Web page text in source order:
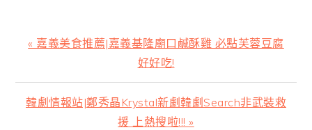
上
篇
文
« 嘉義美食推薦|嘉義基隆廟口鹹酥雞 必點芙蓉豆腐
好好吃!
下
韓劇情報站|鄭秀晶Krystal新劇韓劇Search非武裝救
援 上熱搜啦!!! »